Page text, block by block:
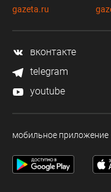
gazeta.ru
вконтакте
telegram
youtube
мобильное приложение